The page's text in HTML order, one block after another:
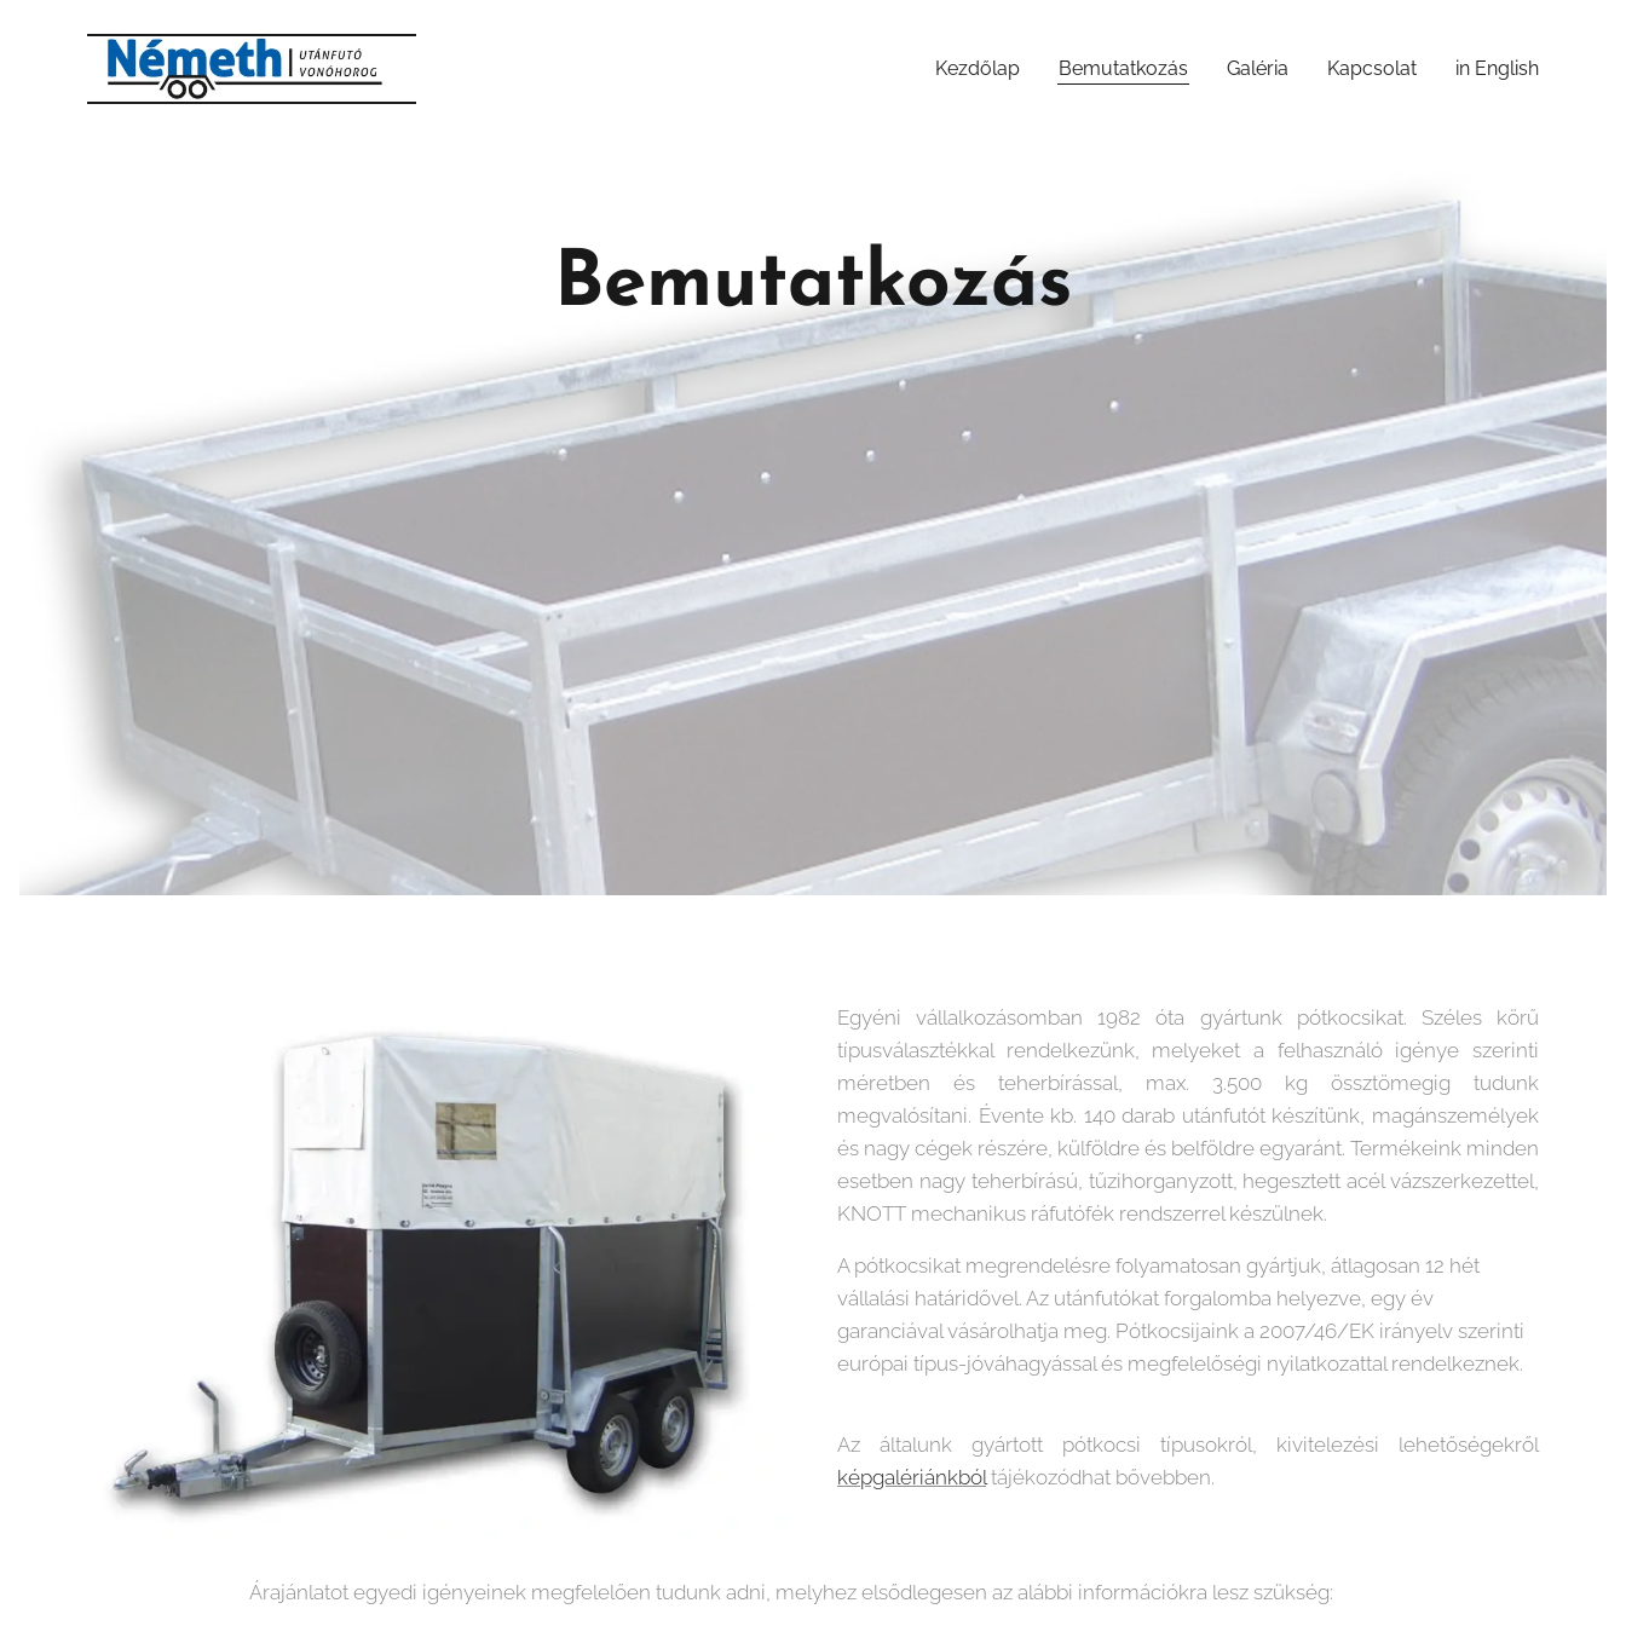
Kezdőlap Bemutatkozás Galéria Kapcsolat in English
Bemutatkozás
Egyéni vállalkozásomban 1982 óta gyártunk pótkocsikat. Széles körű
típusválasztékkal rendelkezünk, melyeket a felhasználó igénye szerinti
méretben és teherbírással, max. 3.500 kg össztömegig tudunk
megvalósítani. Évente kb. 140 darab utánfutót készítünk, magánszemélyek
és nagy cégek részére, külföldre és belföldre egyaránt. Termékeink minden
esetben nagy teherbírású, tűzihorganyzott, hegesztett acél vázszerkezettel,
KNOTT mechanikus ráfutófék rendszerrel készülnek.
A pótkocsikat megrendelésre folyamatosan gyártjuk, átlagosan 12 hét
vállalási határidővel. Az utánfutókat forgalomba helyezve, egy év
garanciával vásárolhatja meg. Pótkocsijaink a 2007/46/EK irányelv szerinti
európai típus-jóváhagyással és megfelelőségi nyilatkozattal rendelkeznek.
Az általunk gyártott pótkocsi típusokról, kivitelezési lehetőségekről
képgalériánkból tájékozódhat bővebben.
Árajánlatot egyedi igényeinek megfelelően tudunk adni, melyhez elsődlegesen az alábbi információkra lesz szükség: